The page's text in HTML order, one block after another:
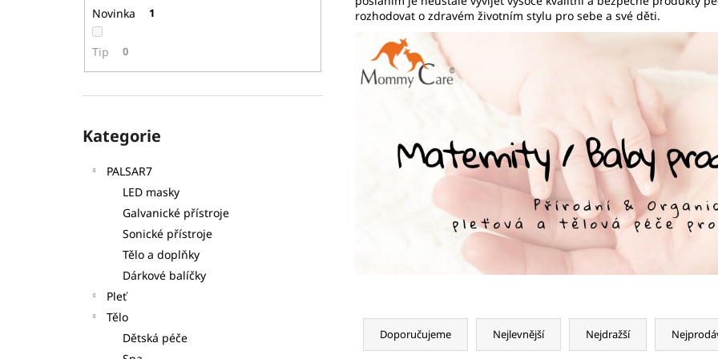
Novinka 1
Tip 0
kategorie
Kategorie
PALSAR7
LED masky
Galvanické přístroje
Sonické přístroje
Tělo a doplňky
Dárkové balíčky
Pleť
Tělo
Dětská péče
rozhodovat o zdravém životním stylu pro sebe a své děti.
Ř
Doporučujeme Nejlevnější Nejdražší
125 Kč
175 Kč
789 Kč